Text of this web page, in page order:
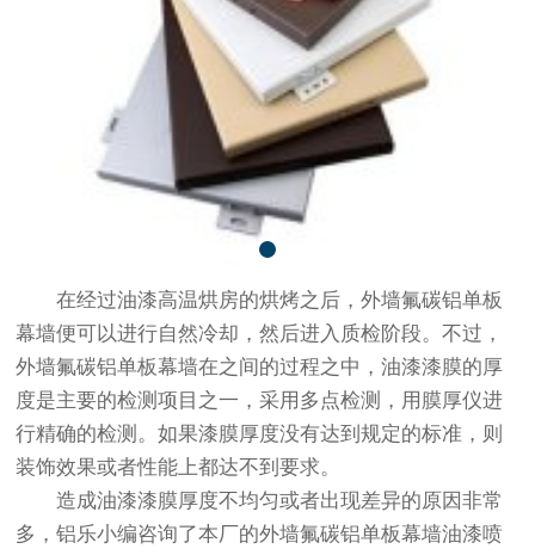
在经过油漆高温烘房的烘烤之后，外墙氟碳铝单板
幕墙便可以进行自然冷却，然后进入质检阶段。不过，
外墙氟碳铝单板幕墙在之间的过程之中，油漆漆膜的厚
度是主要的检测项目之一，采用多点检测，用膜厚仪进
行精确的检测。如果漆膜厚度没有达到规定的标准，则
装饰效果或者性能上都达不到要求。
造成油漆漆膜厚度不均匀或者出现差异的原因非常
多，铝乐小编咨询了本厂的外墙氟碳铝单板幕墙油漆喷